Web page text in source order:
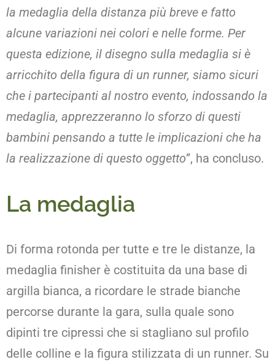
la medaglia della distanza più breve e fatto
alcune variazioni nei colori e nelle forme. Per
questa edizione, il disegno sulla medaglia si è
arricchito della figura di un runner, siamo sicuri
che i partecipanti al nostro evento, indossando la
medaglia, apprezzeranno lo sforzo di questi
bambini pensando a tutte le implicazioni che ha
la realizzazione di questo oggetto”, ha concluso.
La medaglia
Di forma rotonda per tutte e tre le distanze, la
medaglia finisher è costituita da una base di
argilla bianca, a ricordare le strade bianche
percorse durante la gara, sulla quale sono
dipinti tre cipressi che si stagliano sul profilo
delle colline e la figura stilizzata di un runner. Su